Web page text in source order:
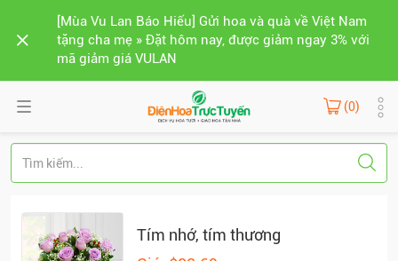
[Mùa Vu Lan Báo Hiếu] Gửi hoa và quà về Việt Nam
tặng cha mẹ » Đặt hôm nay, được giảm ngay 3% với
mã giảm giá VULAN
(0)
Tím nhớ, tím thương